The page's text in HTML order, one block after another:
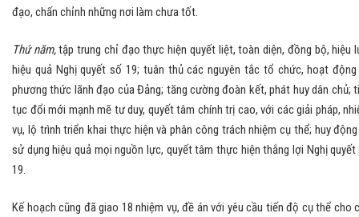
đạo, chấn chỉnh những nơi làm chưa tốt.
Thứ năm,tập trung chỉ đạo thực hiện quyết liệt, toàn diện, đồng bộ, hiệu
hiệu quả Nghị quyết số 19; tuân thủ các nguyên tắc tổ chức, hoạt động
phương thức lãnh đạo của Đảng; tăng cường đoàn kết, phát huy dân chủ;
tục đổi mới mạnh mẽ tư duy, quyết tâm chính trị cao, với các giải pháp,
vụ, lộ trình triển khai thực hiện và phân công trách nhiệm cụ thể; huy
sử dụng hiệu quả mọi nguồn lực, quyết tâm thực hiện thắng lợi Nghị
19.
Kế hoạch cũng đã giao 18 nhiệm vụ, đề án với yêu cầu tiến độ cụ thể cho